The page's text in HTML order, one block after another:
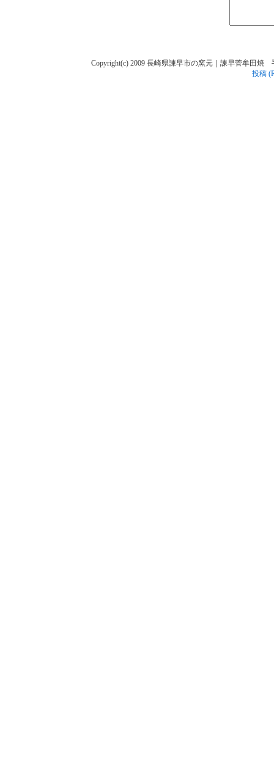
Copyright(c) 2009 長崎県諫早市の窯元｜諫早菅牟田焼
投稿